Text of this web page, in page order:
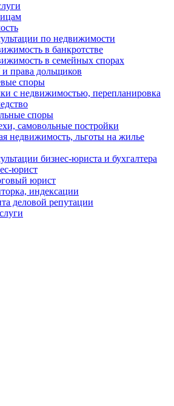
по недвижимости
в банкротстве
в семейных спорах
права дольщиков
споры
с недвижимостью, перепланировка
споры
самовольные постройки
недвижимость, льготы на жилье
бизнес-юриста и бухгалтера
юрист
юрист
индексации
деловой репутации